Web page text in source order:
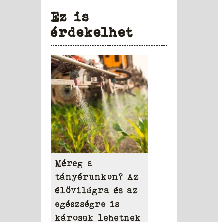
Ez is
érdekelhet
Méreg a
tányérunkon? Az
élővilágra és az
egészségre is
károsak lehetnek